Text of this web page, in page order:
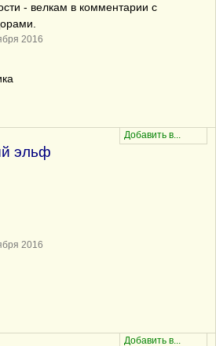
- велкам в комментарии с
2016
эльф
2016